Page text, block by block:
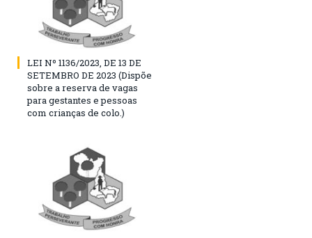
LEI Nº 1136/2023, DE 13 DE
SETEMBRO DE 2023 (Dispõe
sobre a reserva de vagas
para gestantes e pessoas
com crianças de colo.)